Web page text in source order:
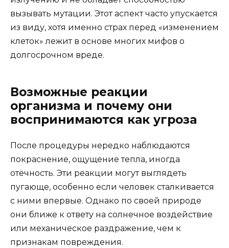
вызывать мутации. Этот аспект часто упускается
из виду, хотя именно страх перед «изменением
клеток» лежит в основе многих мифов о
долгосрочном вреде.
Возможные реакции
организма и почему они
воспринимаются как угроза
После процедуры нередко наблюдаются
покраснение, ощущение тепла, иногда
отёчность. Эти реакции могут выглядеть
пугающе, особенно если человек сталкивается
с ними впервые. Однако по своей природе
они ближе к ответу на солнечное воздействие
или механическое раздражение, чем к
признакам повреждения.